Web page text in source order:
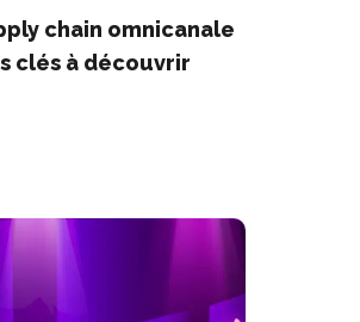
chain omnicanale
clés à découvrir